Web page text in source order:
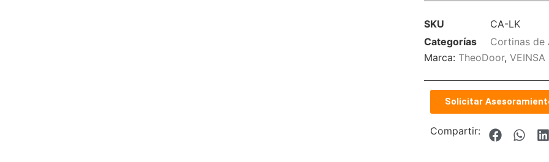
SKU
CA-LK
Categorías
Cortinas de
Marca: TheoDoor, VEINSA
Solicitar
Compartir: